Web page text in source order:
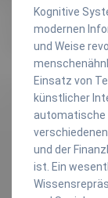
Kognitive
modernen
und Weise
Einsatz von
künstlicher
automatische
und der
ist. Ein